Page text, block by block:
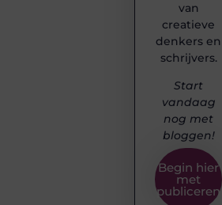
van
creatieve
denkers en
schrijvers.
Start
vandaag
nog met
bloggen!
Begin hier
met
publiceren